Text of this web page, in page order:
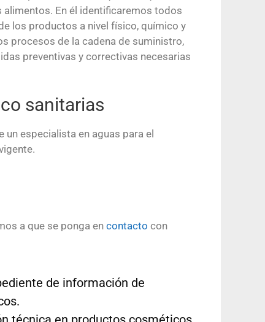
En él identificaremos todos
los productos a nivel físico, químico y
procesos de la cadena de suministro,
preventivas y correctivas necesarias
sanitarias
un especialista en aguas para el
a que se ponga en contacto con
de información de